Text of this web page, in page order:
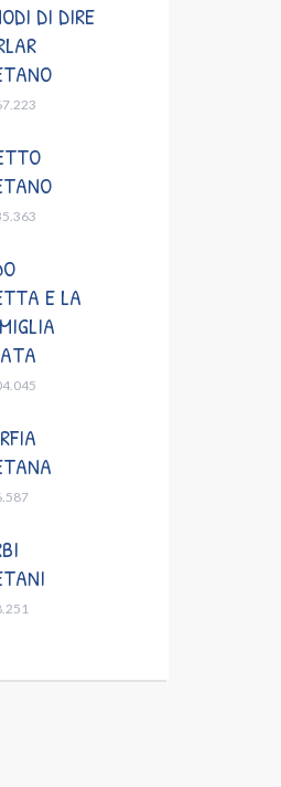
DI DIRE
E LA